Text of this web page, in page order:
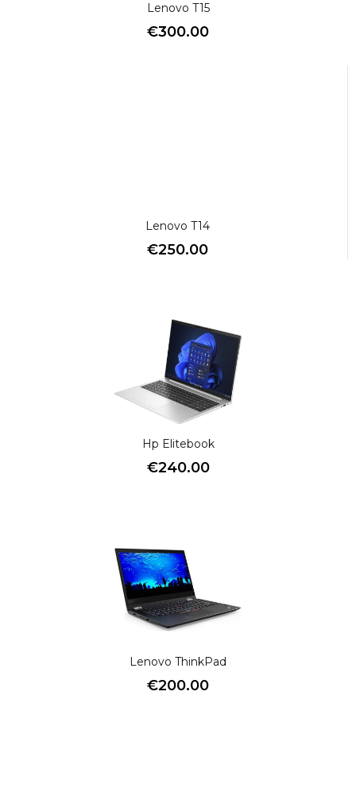
Lenovo T15
€300.00
Lenovo T14
€250.00
Hp Elitebook
€240.00
Lenovo ThinkPad
€200.00